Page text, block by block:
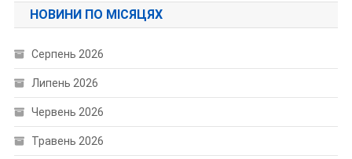
НОВИНИ ПО МІСЯЦЯХ
Серпень 2026
Липень 2026
Червень 2026
Травень 2026